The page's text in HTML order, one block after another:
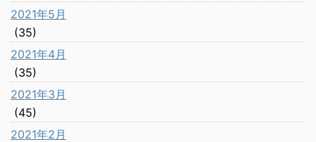
2021年5月
(35)
2021年4月
(35)
2021年3月
(45)
2021年2月